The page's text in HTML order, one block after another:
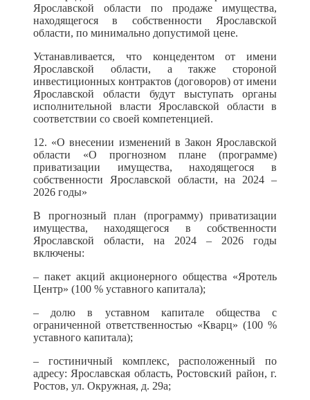
Ярославской области по продаже имущества,
находящегося в собственности Ярославской
области, по минимально допустимой цене.
Устанавливается, что концедентом от имени
Ярославской области, а также стороной
инвестиционных контрактов (договоров) от имени
Ярославской области будут выступать органы
исполнительной власти Ярославской области в
соответствии со своей компетенцией.
12. «О внесении изменений в Закон Ярославской
области «О прогнозном плане (программе)
приватизации имущества, находящегося в
собственности Ярославской области, на 2024 –
2026 годы»
В прогнозный план (программу) приватизации
имущества, находящегося в собственности
Ярославской области, на 2024 – 2026 годы
включены:
– пакет акций акционерного общества «Яротель
Центр» (100 % уставного капитала);
– долю в уставном капитале общества с
ограниченной ответственностью «Кварц» (100 %
уставного капитала);
– гостиничный комплекс, расположенный по
адресу: Ярославская область, Ростовский район, г.
Ростов, ул. Окружная, д. 29а;